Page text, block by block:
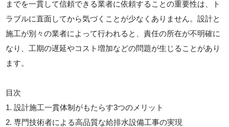
までを一貫して信頼できる業者に依頼することの重要性は、ト
ラブルに直面してから気づくことが少なくありません。設計と
施工が別々の業者によって行われると、責任の所在が不明確に
なり、工期の遅延やコスト増加などの問題が生じることがあり
ます。
目次
1. 設計施工一貫体制がもたらす3つのメリット
2. 専門技術者による高品質な給排水設備工事の実現